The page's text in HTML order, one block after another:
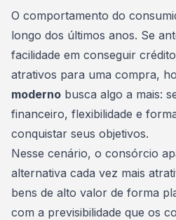
O comportamento do
longo dos últimos anos. Se
facilidade em conseguir
atrativos para uma compra,
moderno busca algo a mais:
financeiro, flexibilidade e
conquistar seus objetivos.
Nesse cenário, o consórcio
alternativa cada vez mais
bens de alto valor de forma
com a previsibilidade que os